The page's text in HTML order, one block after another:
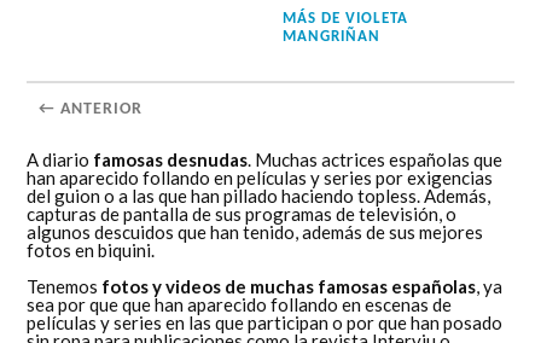
MÁS DEVIOLETA
MANGRIÑAN
← ANTERIOR
A diario famosas desnudas. Muchas actrices españolas que
han aparecido follando en películas y series por exigencias
del guion o a las que han pillado haciendo topless. Además,
capturas de pantalla de sus programas de televisión, o
algunos descuidos que han tenido, además de sus mejores
fotos en biquini.
Tenemos fotos y videos de muchas famosas españolas, ya
sea por que que han aparecido follando en escenas de
películas y series en las que participan o por que han posado